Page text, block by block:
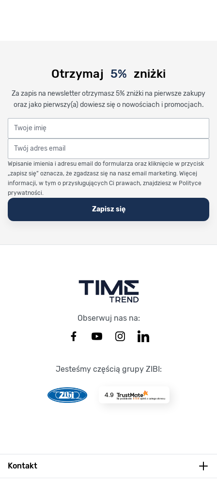
Otrzymaj 5% zniżki
Za zapis na newsletter otrzymasz 5% zniżki na pierwsze zakupy
oraz jako pierwszy(a) dowiesz się o nowościach i promocjach.
Twoje imię
Twój adres email
Wpisanie imienia i adresu email do formularza oraz kliknięcie w przycisk
„zapisz się” oznacza, że zgadzasz się na nasz email marketing. Więcej
informacji, w tym o przysługujących Ci prawach, znajdziesz w Polityce
prywatności.
Zapisz się
Obserwuj nas na:
Jesteśmy częścią grupy ZIBI:
4.9
Na podstawie 8708opinii z całego okresu
Kontakt